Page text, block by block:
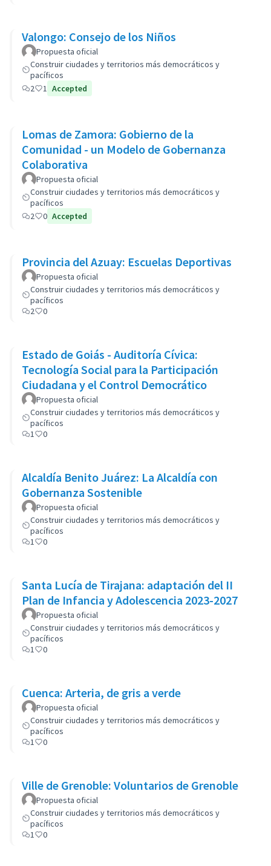
Valongo: Consejo de los Niños
Propuesta oficial
Construir ciudades y territorios más democráticos y
pacíficos
2
1 Accepted
Lomas de Zamora: Gobierno de la
Comunidad - un Modelo de Gobernanza
Colaborativa
Propuesta oficial
Construir ciudades y territorios más democráticos y
pacíficos
2
0 Accepted
Provincia del Azuay: Escuelas Deportivas
Propuesta oficial
Construir ciudades y territorios más democráticos y
pacíficos
2
0
Estado de Goiás - Auditoría Cívica:
Tecnología Social para la Participación
Ciudadana y el Control Democrático
Propuesta oficial
Construir ciudades y territorios más democráticos y
pacíficos
1
0
Alcaldía Benito Juárez: La Alcaldía con
Gobernanza Sostenible
Propuesta oficial
Construir ciudades y territorios más democráticos y
pacíficos
1
0
Santa Lucía de Tirajana: adaptación del II
Plan de Infancia y Adolescencia 2023-2027
Propuesta oficial
Construir ciudades y territorios más democráticos y
pacíficos
1
0
Cuenca: Arteria, de gris a verde
Propuesta oficial
Construir ciudades y territorios más democráticos y
pacíficos
1
0
Ville de Grenoble: Voluntarios de Grenoble
Propuesta oficial
Construir ciudades y territorios más democráticos y
pacíficos
1
0